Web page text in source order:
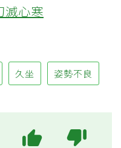
滅心寒
久坐 姿勢不良